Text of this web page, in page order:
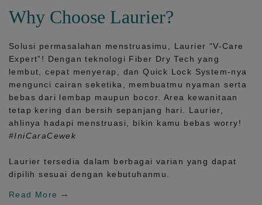
Why Choose Laurier?
Solusi permasalahan menstruasimu, Laurier “V-Care
Expert”! Dengan teknologi Fiber Dry Tech yang
lembut, cepat menyerap, danQuick Lock System-nya
mengunci cairan seketika, membuatmu nyaman serta
bebas dari lembap maupun bocor. Area kewanitaan
tetap kering dan bersih sepanjang hari.
Laurier,
ahlinya hadapi menstruasi, bikin kamu bebas worry!
#IniCaraCewek
Laurier tersedia dalam berbagai varian yang dapat
dipilih sesuai dengan kebutuhanmu.
Read More